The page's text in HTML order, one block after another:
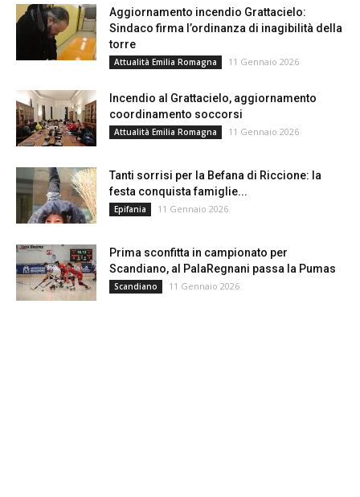
Aggiornamento incendio Grattacielo:
Sindaco firma l’ordinanza di inagibilità della
torre
Attualità Emilia Romagna 11 Gennaio 2026
Incendio al Grattacielo, aggiornamento
coordinamento soccorsi
Attualità Emilia Romagna 11 Gennaio 2026
Tanti sorrisi per la Befana di Riccione: la
festa conquista famiglie...
Epifania 11 Gennaio 2026
Prima sconfitta in campionato per
Scandiano, al PalaRegnani passa la Pumas
Scandiano 11 Gennaio 2026